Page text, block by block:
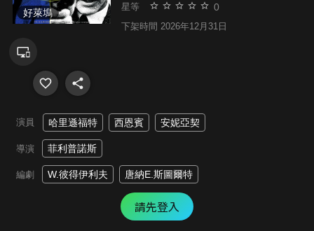
好萊塢
星等 0
下架時間 2026年12月31日
演員 哈里遜福特 西恩賓 安妮亞契
導演 菲利普諾斯
編劇 W.彼得伊利夫 唐納E.斯圖爾特
請先登入